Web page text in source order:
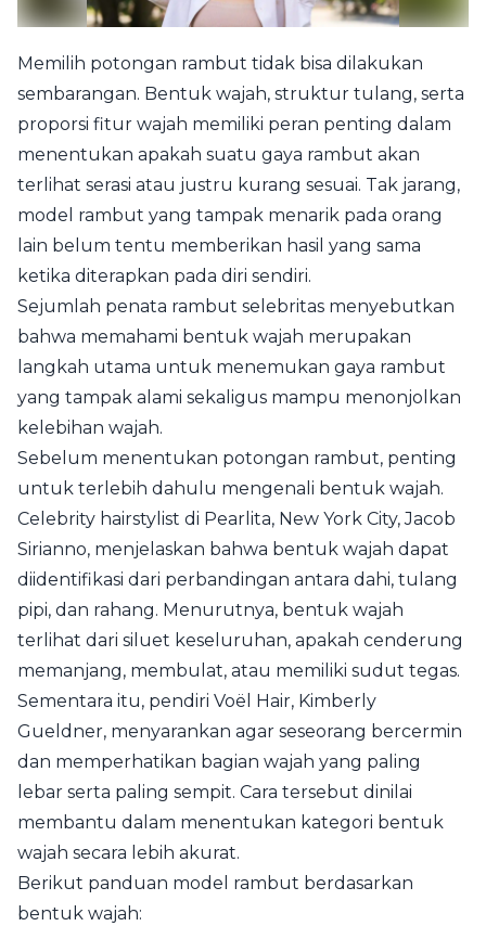
Memilih potongan rambut tidak bisa dilakukan
sembarangan. Bentuk wajah, struktur tulang, serta
proporsi fitur wajah memiliki peran penting dalam
menentukan apakah suatu gaya rambut akan
terlihat serasi atau justru kurang sesuai. Tak jarang,
model rambut yang tampak menarik pada orang
lain belum tentu memberikan hasil yang sama
ketika diterapkan pada diri sendiri.
Sejumlah penata rambut selebritas menyebutkan
bahwa memahami bentuk wajah merupakan
langkah utama untuk menemukan gaya rambut
yang tampak alami sekaligus mampu menonjolkan
kelebihan wajah.
Sebelum menentukan potongan rambut, penting
untuk terlebih dahulu mengenali bentuk wajah.
Celebrity hairstylist di Pearlita, New York City, Jacob
Sirianno, menjelaskan bahwa bentuk wajah dapat
diidentifikasi dari perbandingan antara dahi, tulang
pipi, dan rahang. Menurutnya, bentuk wajah
terlihat dari siluet keseluruhan, apakah cenderung
memanjang, membulat, atau memiliki sudut tegas.
Sementara itu, pendiri Voël Hair, Kimberly
Gueldner, menyarankan agar seseorang bercermin
dan memperhatikan bagian wajah yang paling
lebar serta paling sempit. Cara tersebut dinilai
membantu dalam menentukan kategori bentuk
wajah secara lebih akurat.
Berikut panduan model rambut berdasarkan
bentuk wajah: